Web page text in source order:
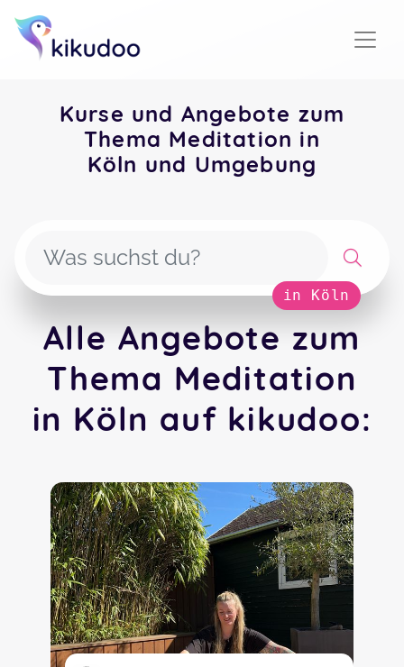
Kurse und Angebote zum
Thema Meditation in
Köln und Umgebung
in Köln
Alle Angebote zum
Thema Meditation
in Köln auf kikudoo: